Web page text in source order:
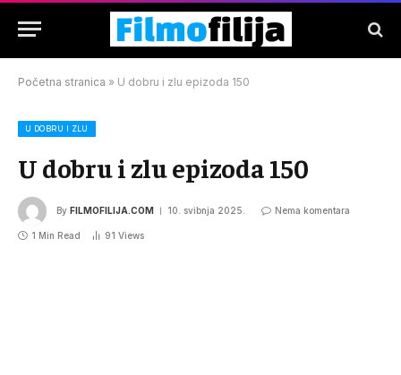
Početna stranica » U dobru i zlu epizoda 150
U DOBRU I ZLU
U dobru i zlu epizoda 150
By FILMOFILIJA.COM 10. svibnja 2025. Nema komentara
1 Min Read 91 Views